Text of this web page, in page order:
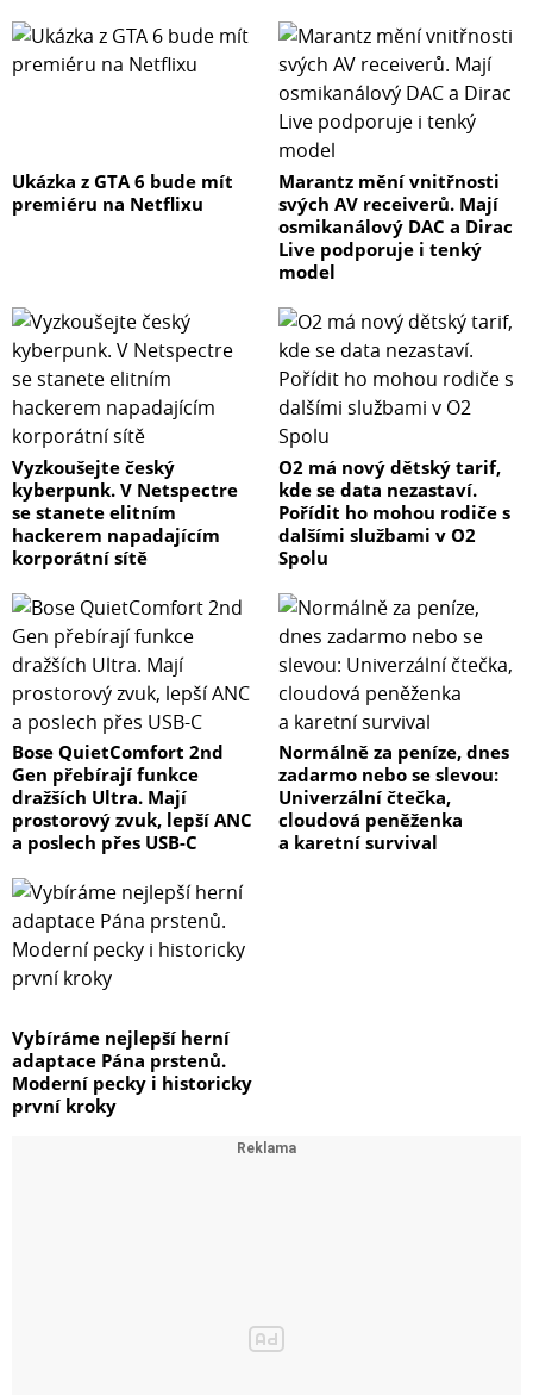
Ukázka z GTA 6 bude mít
premiéru na Netflixu
Marantz mění vnitřnosti
svých AV receiverů. Mají
osmikanálový DAC a Dirac
Live podporuje i tenký
model
Vyzkoušejte český
kyberpunk. V Netspectre
se stanete elitním
hackerem napadajícím
korporátní sítě
O2 má nový dětský tarif,
kde se data nezastaví.
Pořídit ho mohou rodiče s
dalšími službami v O2
Spolu
Bose QuietComfort 2nd
Gen přebírají funkce
dražších Ultra. Mají
prostorový zvuk, lepší ANC
a poslech přes USB-C
Normálně za peníze, dnes
zadarmo nebo se slevou:
Univerzální čtečka,
cloudová peněženka
a karetní survival
Vybíráme nejlepší herní
adaptace Pána prstenů.
Moderní pecky i historicky
první kroky